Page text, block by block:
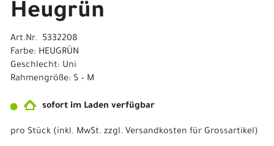
Heugrün
Art.Nr. 5332208
Farbe: HEUGRÜN
Geschlecht: Uni
Rahmengröße: S – M
sofort im Laden verfügbar
pro Stück (inkl. MwSt. zzgl. Versandkosten für Grossartikel)